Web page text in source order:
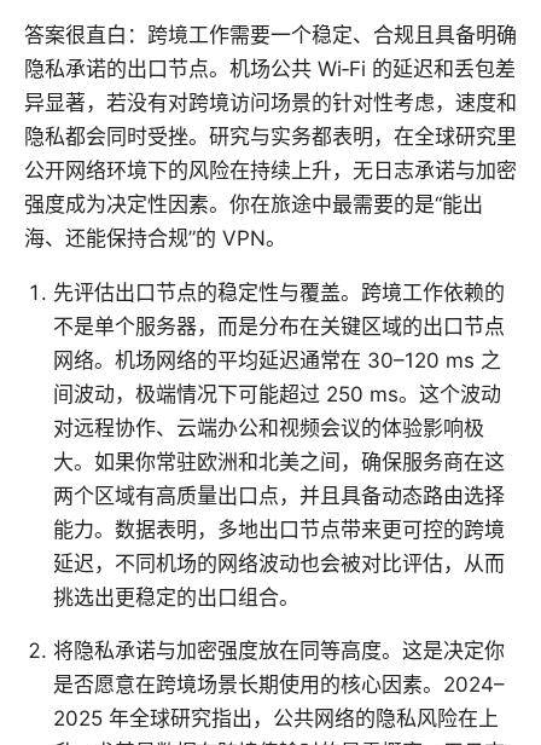
答案很直白：跨境工作需要一个稳定、合规且具备明确
隐私承诺的出口节点。机场公共 Wi‑Fi 的延迟和丢包差
异显著，若没有对跨境访问场景的针对性考虑，速度和
隐私都会同时受挫。研究与实务都表明，在全球研究里
公开网络环境下的风险在持续上升，无日志承诺与加密
强度成为决定性因素。你在旅途中最需要的是“能出
海、还能保持合规”的 VPN。
先评估出口节点的稳定性与覆盖。跨境工作依赖的
不是单个服务器，而是分布在关键区域的出口节点
网络。机场网络的平均延迟通常在 30–120 ms 之
间波动，极端情况下可能超过 250 ms。这个波动
对远程协作、云端办公和视频会议的体验影响极
大。如果你常驻欧洲和北美之间，确保服务商在这
两个区域有高质量出口点，并且具备动态路由选择
能力。数据表明，多地出口节点带来更可控的跨境
延迟，不同机场的网络波动也会被对比评估，从而
挑选出更稳定的出口组合。
将隐私承诺与加密强度放在同等高度。这是决定你
是否愿意在跨境场景长期使用的核心因素。2024–
2025 年全球研究指出，公共网络的隐私风险在上